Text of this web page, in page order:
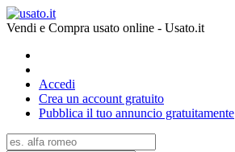
Vendi e Compra usato online - Usato.it
Accedi
Crea un account gratuito
Pubblica il tuo annuncio gratuitamente